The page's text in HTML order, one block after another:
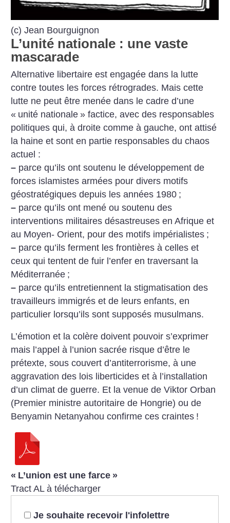
(c) Jean Bourguignon
L’unité nationale : une vaste
mascarade
Alternative libertaire est engagée dans la lutte
contre toutes les forces rétrogrades. Mais cette
lutte ne peut être menée dans le cadre d’une
« unité nationale » factice, avec des responsables
politiques qui, à droite comme à gauche, ont attisé
la haine et sont en partie responsables du chaos
actuel :
– parce qu’ils ont soutenu le développement de
forces islamistes armées pour divers motifs
géostratégiques depuis les années 1980 ;
– parce qu’ils ont mené ou soutenu des
interventions militaires désastreuses en Afrique et
au Moyen- Orient, pour des motifs impérialistes ;
– parce qu’ils ferment les frontières à celles et
ceux qui tentent de fuir l’enfer en traversant la
Méditerranée ;
– parce qu’ils entretiennent la stigmatisation des
travailleurs immigrés et de leurs enfants, en
particulier lorsqu’ils sont supposés musulmans.
L’émotion et la colère doivent pouvoir s’exprimer
mais l’appel à l’union sacrée risque d’être le
prétexte, sous couvert d’antiterrorisme, à une
aggravation des lois liberticides et à l’installation
d’un climat de guerre. Et la venue de Viktor Orban
(Premier ministre autoritaire de Hongrie) ou de
Benyamin Netanyahou confirme ces craintes !
« L’union est une farce »
Tract AL à télécharger
Je souhaite recevoir l'infolettre